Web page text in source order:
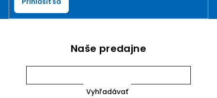
Naše predajne